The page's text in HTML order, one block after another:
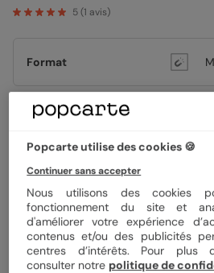
5(1 avis)
Format
2,69 €
Enveloppe blanche offerte
Fabrication française
Expédition rapide en 48h
Popcarte utilise des cookies 🍪
Continuer sans accepter
Nous utilisons des cookies
fonctionnement du site et
d'améliorer votre expérience
contenus et/ou des publicités
centres d’intérêts. Pour plus
consulter notre politique de